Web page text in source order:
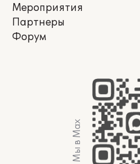
Мероприятия
Партнеры
Форум
Мы в Max